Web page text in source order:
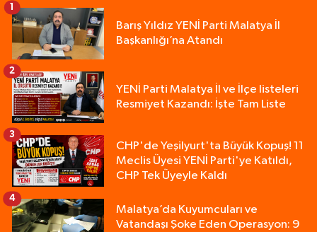
Barış Yıldız YENİ Parti Malatya İl
Başkanlığı’na Atandı
1
YENİ Parti Malatya İl ve İlçe listeleri
Resmiyet Kazandı: İşte Tam Liste
2
CHP'de Yeşilyurt'ta Büyük Kopuş! 11
Meclis Üyesi YENİ Parti'ye Katıldı,
CHP Tek Üyeyle Kaldı
3
Malatya’da Kuyumcuları ve
Vatandaşı Şoke Eden Operasyon: 9
4